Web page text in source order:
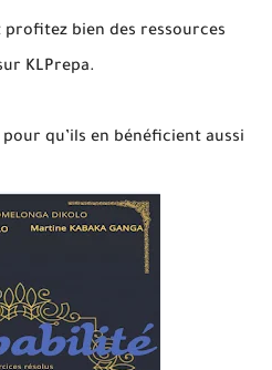
profitez bien des ressources
KLPrepa.
qu’ils en bénéficient aussi